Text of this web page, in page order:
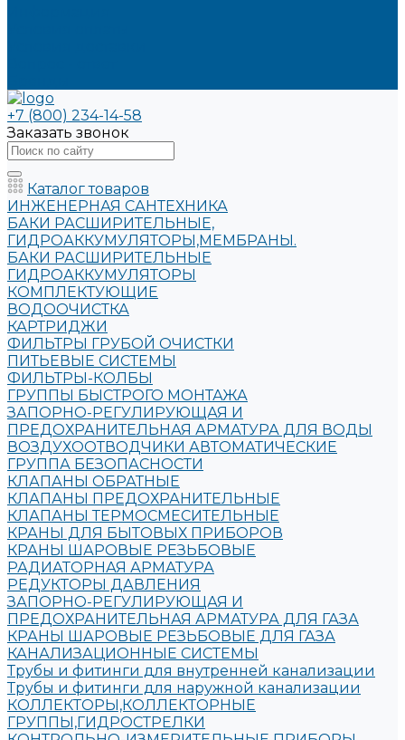
+7 (800) 234-14-58
Заказать звонок
Каталог товаров
ИНЖЕНЕРНАЯ САНТЕХНИКА
БАКИ РАСШИРИТЕЛЬНЫЕ,
ГИДРОАККУМУЛЯТОРЫ,МЕМБРАНЫ.
БАКИ РАСШИРИТЕЛЬНЫЕ
ГИДРОАККУМУЛЯТОРЫ
КОМПЛЕКТУЮЩИЕ
ВОДООЧИСТКА
КАРТРИДЖИ
ФИЛЬТРЫ ГРУБОЙ ОЧИСТКИ
ПИТЬЕВЫЕ СИСТЕМЫ
ФИЛЬТРЫ-КОЛБЫ
ГРУППЫ БЫСТРОГО МОНТАЖА
ЗАПОРНО-РЕГУЛИРУЮЩАЯ И
ПРЕДОХРАНИТЕЛЬНАЯ АРМАТУРА ДЛЯ ВОДЫ
ВОЗДУХООТВОДЧИКИ АВТОМАТИЧЕСКИЕ
ГРУППА БЕЗОПАСНОСТИ
КЛАПАНЫ ОБРАТНЫЕ
КЛАПАНЫ ПРЕДОХРАНИТЕЛЬНЫЕ
КЛАПАНЫ ТЕРМОСМЕСИТЕЛЬНЫЕ
КРАНЫ ДЛЯ БЫТОВЫХ ПРИБОРОВ
КРАНЫ ШАРОВЫЕ РЕЗЬБОВЫЕ
РАДИАТОРНАЯ АРМАТУРА
РЕДУКТОРЫ ДАВЛЕНИЯ
ЗАПОРНО-РЕГУЛИРУЮЩАЯ И
ПРЕДОХРАНИТЕЛЬНАЯ АРМАТУРА ДЛЯ ГАЗА
КРАНЫ ШАРОВЫЕ РЕЗЬБОВЫЕ ДЛЯ ГАЗА
КАНАЛИЗАЦИОННЫЕ СИСТЕМЫ
Трубы и фитинги для внутренней канализации
Трубы и фитинги для наружной канализации
КОЛЛЕКТОРЫ,КОЛЛЕКТОРНЫЕ
ГРУППЫ,ГИДРОСТРЕЛКИ